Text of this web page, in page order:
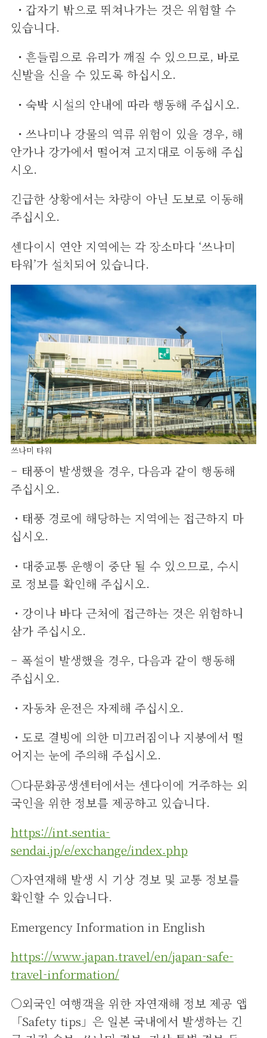
・갑자기 밖으로 뛰쳐나가는 것은 위험할 수
있습니다.
・흔들림으로 유리가 깨질 수 있으므로, 바로
신발을 신을 수 있도록 하십시오.
・숙박 시설의 안내에 따라 행동해 주십시오.
・쓰나미나 강물의 역류 위험이 있을 경우, 해
안가나 강가에서 떨어져 고지대로 이동해 주십
시오.
긴급한 상황에서는 차량이 아닌 도보로 이동해
주십시오.
센다이시 연안 지역에는 각 장소마다 ‘쓰나미
타워’가 설치되어 있습니다.
쓰나미 타워
– 태풍이 발생했을 경우, 다음과 같이 행동해
주십시오.
・태풍 경로에 해당하는 지역에는 접근하지 마
십시오.
・대중교통 운행이 중단 될 수 있으므로, 수시
로 정보를 확인해 주십시오.
・강이나 바다 근처에 접근하는 것은 위험하니
삼가 주십시오.
– 폭설이 발생했을 경우, 다음과 같이 행동해
주십시오.
・자동차 운전은 자제해 주십시오.
・도로 결빙에 의한 미끄러짐이나 지붕에서 떨
어지는 눈에 주의해 주십시오.
○다문화공생센터에서는 센다이에 거주하는 외
국인을 위한 정보를 제공하고 있습니다.
https://int.sentia-
sendai.jp/e/exchange/index.php
○자연재해 발생 시 기상 경보 및 교통 정보를
확인할 수 있습니다.
Emergency Information in English
https://www.japan.travel/en/japan-safe-
travel-information/
○외국인 여행객을 위한 자연재해 정보 제공 앱
「Safety tips」은 일본 국내에서 발생하는 긴